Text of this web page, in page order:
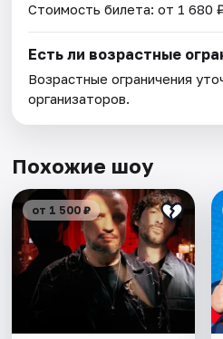
Стоимость билета: от 1 680
Есть ли возрастные
Возрастные ограничения
организаторов.
Похожие шоу
от 1 500 ₽